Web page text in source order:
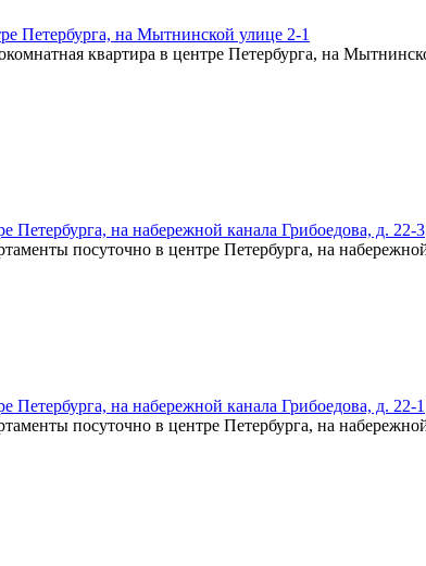
Петербурга, на Мытнинской улице 2-1
Петербурга, на набережной канала Грибоедова, д. 22-3
Петербурга, на набережной канала Грибоедова, д. 22-1